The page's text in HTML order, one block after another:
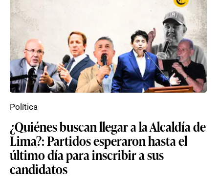
¿Quiénes buscan llegar a la Alcaldía de
Lima?: Partidos esperaron hasta el
último día para inscribir a sus
candidatos
Política